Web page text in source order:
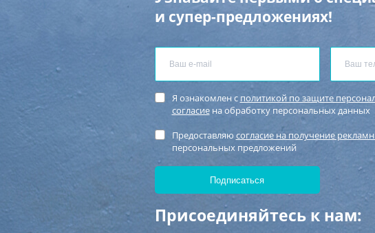
и супер-предложениях!
Я ознакомлен с политикой по защите
согласиена обработку персональных данных
Предоставляю согласие на получение
персональных предложений
Присоединяйтесь к нам: